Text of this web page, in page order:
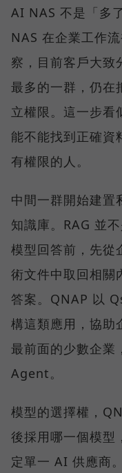
AI NAS 不是「多
NAS 在企業工作
察，目前客戶大致
最多的一群，仍在
立權限。這一步
能不能找到正確資
有權限的人。
中間一群開始建置
知識庫。RAG 並
模型回答前，先從
術文件中取回相關
答案。QNAP 以
構這類應用，協助
最前面的少數企業
Agent。
模型的選擇權，
後採用哪一個模型
定單一 AI 供應商